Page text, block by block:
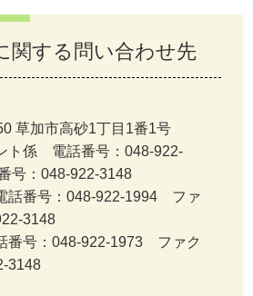
関する問い合わせ先
草加市高砂1丁目1番1号
ト係 電話番号：048-922-
号：048-922-3148
話番号：048-922-1994 ファ
3148
号：048-922-1973 ファク
3148